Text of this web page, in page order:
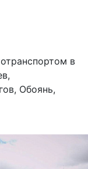
в
Обоянь,